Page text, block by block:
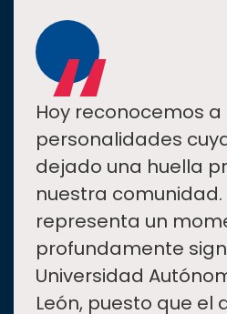
“
Hoy reconocemos
personalidades
dejado una huella
nuestra
representa un
profundamente
Universidad
León, puesto que el